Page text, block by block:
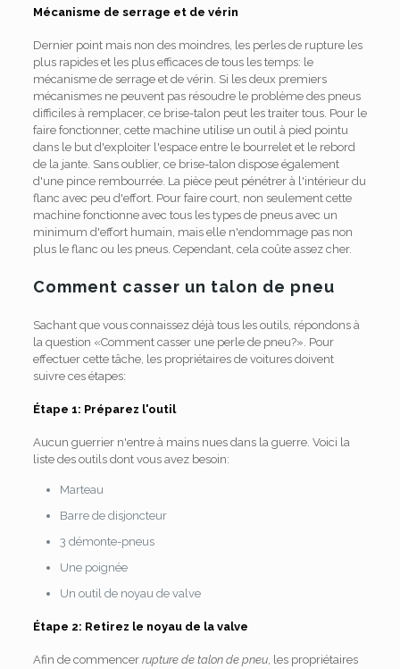
Mécanisme de serrage et de vérin
Dernier point mais non des moindres, les perles de rupture les
plus rapides et les plus efficaces de tous les temps: le
mécanisme de serrage et de vérin. Si les deux premiers
mécanismes ne peuvent pas résoudre le problème des pneus
difficiles à remplacer, ce brise-talon peut les traiter tous. Pour le
faire fonctionner, cette machine utilise un outil à pied pointu
dans le but d'exploiter l'espace entre le bourrelet et le rebord
de la jante. Sans oublier, ce brise-talon dispose également
d'une pince rembourrée. La pièce peut pénétrer à l'intérieur du
flanc avec peu d'effort. Pour faire court, non seulement cette
machine fonctionne avec tous les types de pneus avec un
minimum d'effort humain, mais elle n'endommage pas non
plus le flanc ou les pneus. Cependant, cela coûte assez cher.
Comment casser un talon de pneu
Sachant que vous connaissez déjà tous les outils, répondons à
la question «Comment casser une perle de pneu?». Pour
effectuer cette tâche, les propriétaires de voitures doivent
suivre ces étapes:
Étape 1: Préparez l'outil
Aucun guerrier n'entre à mains nues dans la guerre. Voici la
liste des outils dont vous avez besoin:
Marteau
Barre de disjoncteur
3 démonte-pneus
Une poignée
Un outil de noyau de valve
Étape 2: Retirez le noyau de la valve
Afin de commencer rupture de talon de pneu, les propriétaires